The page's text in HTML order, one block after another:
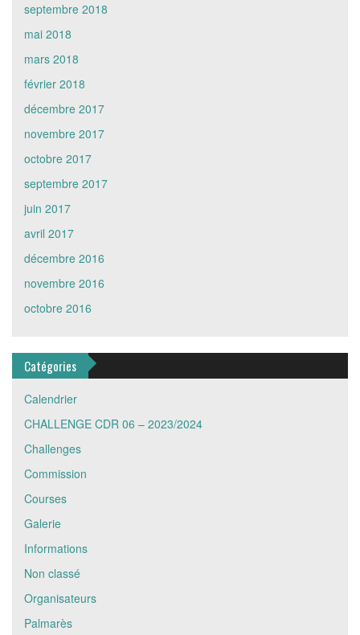
septembre 2018
mai 2018
mars 2018
février 2018
décembre 2017
novembre 2017
octobre 2017
septembre 2017
juin 2017
avril 2017
décembre 2016
novembre 2016
octobre 2016
Catégories
Calendrier
CHALLENGE CDR 06 – 2023/2024
Challenges
Commission
Courses
Galerie
Informations
Non classé
Organisateurs
Palmarès